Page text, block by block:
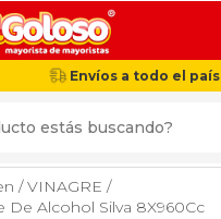
Envíos a todo el país
/VINAGRE /
De Alcohol Silva 8X960Cc